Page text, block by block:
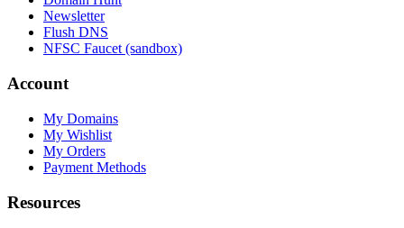
Newsletter
Flush DNS
NFSC Faucet (sandbox)
Account
My Domains
My Wishlist
My Orders
Payment Methods
Resources